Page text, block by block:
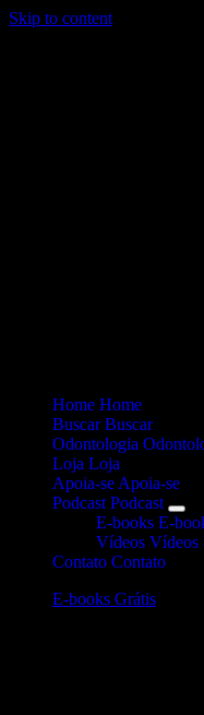
Skip to content
Home Home
Buscar Buscar
Odontologia
Loja Loja
Apoia-se Apoia-se
Podcast Podcast
E-books E-
Vídeos Vídeos
Contato Contato
E-books Grátis